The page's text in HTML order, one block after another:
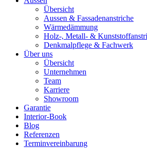
Übersicht
Aussen & Fassadenanstriche
Wärmedämmung
Holz-, Metall- &
Denkmalpflege & Fachwerk
Über uns
Übersicht
Unternehmen
Team
Karriere
Showroom
Garantie
Interior-Book
Blog
Referenzen
Terminvereinbarung